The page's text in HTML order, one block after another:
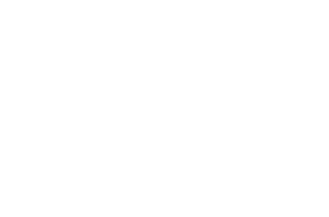
obbligo di preavviso, quindi riferirsi sempre ai siti web dei rispettivi